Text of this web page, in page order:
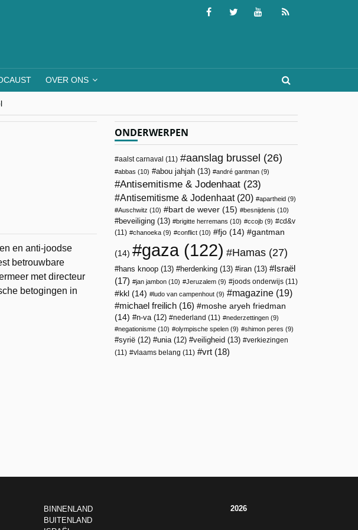
OVER ONS
(Vooruit)
en anti-joodse
betrouwbare
met directeur
betogingen in
ONDERWERPEN
aalst carnaval (11) aanslag brussel (26)
abbas (10) abou jahjah (13) andré gantman (9)
Antisemitisme & Jodenhaat (23)
Antisemitisme & Jodenhaat(20) apartheid (9)
Auschwitz (10) bart de wever (15) besnijdenis (10)
beveiliging (13) brigitte herremans (10) ccojb (9)
cd&v
(11)
chanoeka (9) conflict (10) fjo (14) gantman
(14) gaza(122) Hamas (27)
hans knoop (13) herdenking (13) iran (13)
Israël
(17)
jan jambon (10) Jeruzalem (9) joods onderwijs (11)
kkl (14) ludo van campenhout (9) magazine (19)
michael freilich (16)
moshe aryeh friedman
(14)
n-va(12) nederland (11) nederzettingen (9)
negationisme (10) olympische spelen (9) shimon peres (9)
syrië (12) unia(12) veiligheid (13)
verkiezingen
(11)
vlaams belang (11) vrt (18)
BINNENLAND
BUITENLAND
2026